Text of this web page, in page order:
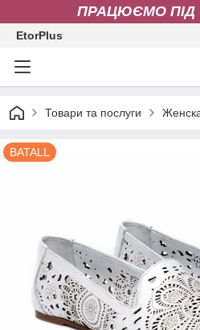
ПРАЦЮЄМО ПІД
EtorPlus
Товари та послуги
BATALL